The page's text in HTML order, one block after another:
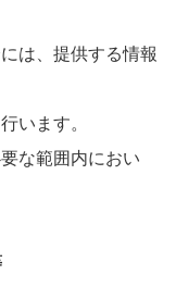
は、提供する情報
います。
な範囲内におい